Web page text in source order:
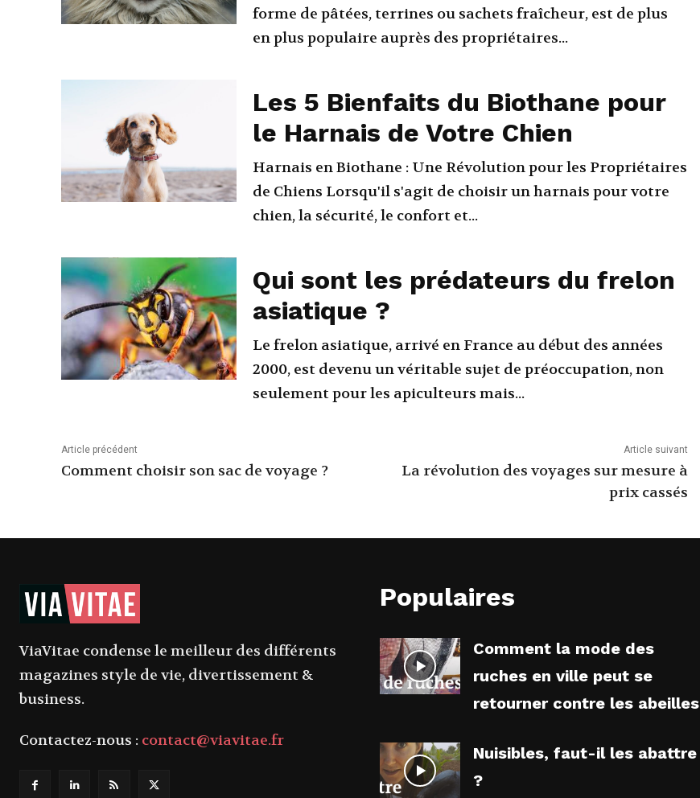
forme de pâtées, terrines ou sachets fraîcheur, est de plus
en plus populaire auprès des propriétaires...
Les 5 Bienfaits du Biothane pour
le Harnais de Votre Chien
Harnais en Biothane : Une Révolution pour les Propriétaires
de Chiens Lorsqu'il s'agit de choisir un harnais pour votre
chien, la sécurité, le confort et...
Qui sont les prédateurs du frelon
asiatique ?
Le frelon asiatique, arrivé en France au début des années
2000, est devenu un véritable sujet de préoccupation, non
seulement pour les apiculteurs mais...
Article précédent
Comment choisir son sac de voyage ?
Article suivant
La révolution des voyages sur mesure à
prix cassés
ViaVitae condense le meilleur des différents
magazines style de vie, divertissement &
business.
Contactez-nous : contact@viavitae.fr
Populaires
Comment la mode des
ruches en ville peut se
retourner contre les abeilles
Nuisibles, faut-il les abattre
?